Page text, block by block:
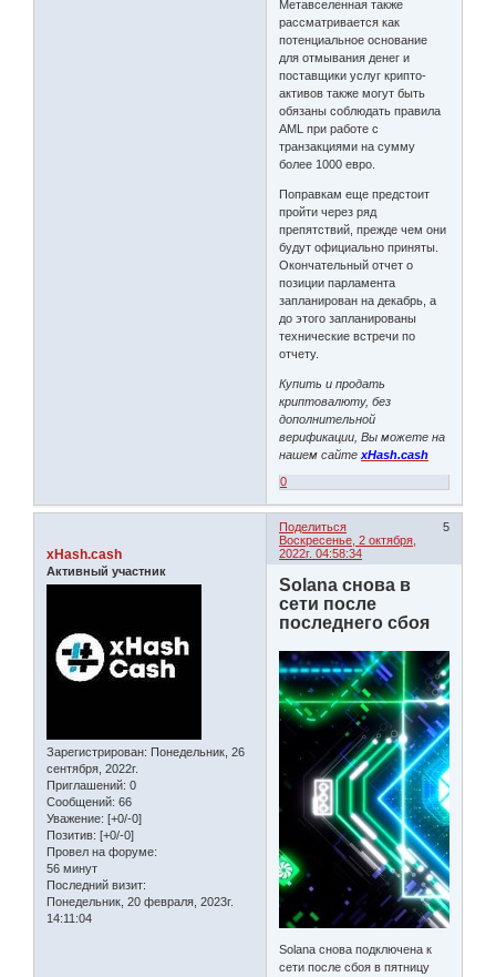
Метавселенная также
рассматривается как
потенциальное основание
для отмывания денег и
поставщики услуг крипто-
активов также могут быть
обязаны соблюдать правила
AML при работе с
транзакциями на сумму
более 1000 евро.
Поправкам еще предстоит
пройти через ряд
препятствий, прежде чем они
будут официально приняты.
Окончательный отчет о
позиции парламента
запланирован на декабрь, а
до этого запланированы
технические встречи по
отчету.
Купить и продать
криптовалюту, без
дополнительной
верификации, Вы можете на
нашем сайтеxHash.cash
0
Поделиться
5
Воскресенье, 2 октября,
2022г. 04:58:34
xHash.cash
Активный участник
Зарегистрирован: Понедельник, 26
сентября, 2022г.
Приглашений: 0
Сообщений: 66
Уважение: [+0/-0]
Позитив: [+0/-0]
Провел на форуме:
56 минут
Последний визит:
Понедельник, 20 февраля, 2023г.
14:11:04
Solana снова в
сети после
последнего сбоя
Solana снова подключена к
сети после сбоя в пятницу